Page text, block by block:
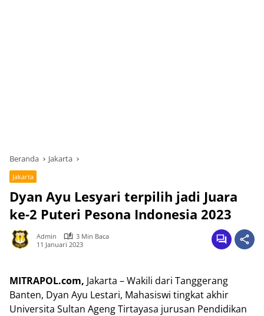
Beranda Jakarta
Jakarta
Dyan Ayu Lesyari terpilih jadi Juara
ke-2 Puteri Pesona Indonesia 2023
Admin
3 Min Baca
11 Januari 2023
MITRAPOL.com, Jakarta – Wakili dari Tanggerang
Banten, Dyan Ayu Lestari, Mahasiswi tingkat akhir
Universita Sultan Ageng Tirtayasa jurusan Pendidikan